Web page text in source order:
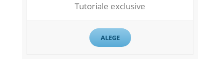
Tutoriale exclusive
ALEGE